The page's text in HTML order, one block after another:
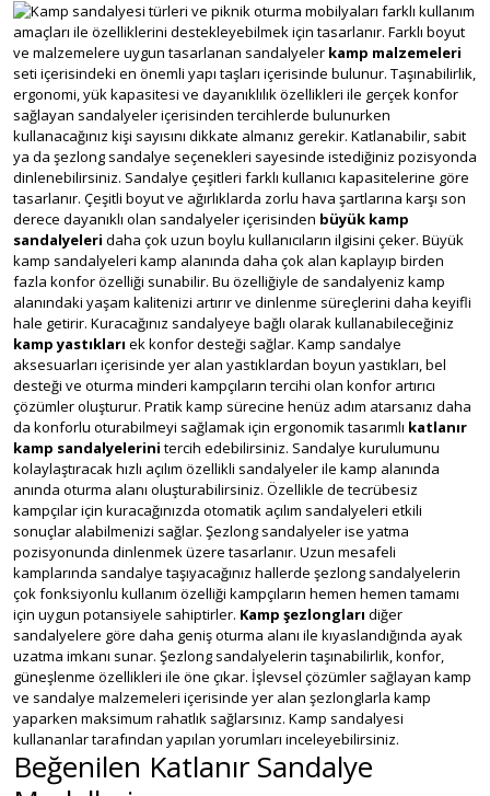
Kamp sandalyesi türleri ve piknik oturma mobilyaları farklı kullanım
amaçları ile özelliklerini destekleyebilmek için tasarlanır. Farklı boyut
ve malzemelere uygun tasarlanan sandalyeler kamp malzemeleri
seti içerisindeki en önemli yapı taşları içerisinde bulunur. Taşınabilirlik,
ergonomi, yük kapasitesi ve dayanıklılık özellikleri ile gerçek konfor
sağlayan sandalyeler içerisinden tercihlerde bulunurken
kullanacağınız kişi sayısını dikkate almanız gerekir. Katlanabilir, sabit
ya da şezlong sandalye seçenekleri sayesinde istediğiniz pozisyonda
dinlenebilirsiniz. Sandalye çeşitleri farklı kullanıcı kapasitelerine göre
tasarlanır. Çeşitli boyut ve ağırlıklarda zorlu hava şartlarına karşı son
derece dayanıklı olan sandalyeler içerisinden büyük kamp
sandalyeleri daha çok uzun boylu kullanıcıların ilgisini çeker. Büyük
kamp sandalyeleri kamp alanında daha çok alan kaplayıp birden
fazla konfor özelliği sunabilir. Bu özelliğiyle de sandalyeniz kamp
alanındaki yaşam kalitenizi artırır ve dinlenme süreçlerini daha keyifli
hale getirir. Kuracağınız sandalyeye bağlı olarak kullanabileceğiniz
kamp yastıkları ek konfor desteği sağlar. Kamp sandalye
aksesuarları içerisinde yer alan yastıklardan boyun yastıkları, bel
desteği ve oturma minderi kampçıların tercihi olan konfor artırıcı
çözümler oluşturur. Pratik kamp sürecine henüz adım atarsanız daha
da konforlu oturabilmeyi sağlamak için ergonomik tasarımlı katlanır
kamp sandalyelerini tercih edebilirsiniz. Sandalye kurulumunu
kolaylaştıracak hızlı açılım özellikli sandalyeler ile kamp alanında
anında oturma alanı oluşturabilirsiniz. Özellikle de tecrübesiz
kampçılar için kuracağınızda otomatik açılım sandalyeleri etkili
sonuçlar alabilmenizi sağlar. Şezlong sandalyeler ise yatma
pozisyonunda dinlenmek üzere tasarlanır. Uzun mesafeli
kamplarında sandalye taşıyacağınız hallerde şezlong sandalyelerin
çok fonksiyonlu kullanım özelliği kampçıların hemen hemen tamamı
için uygun potansiyele sahiptirler. Kamp şezlongları diğer
sandalyelere göre daha geniş oturma alanı ile kıyaslandığında ayak
uzatma imkanı sunar. Şezlong sandalyelerin taşınabilirlik, konfor,
güneşlenme özellikleri ile öne çıkar. İşlevsel çözümler sağlayan kamp
ve sandalye malzemeleri içerisinde yer alan şezlonglarla kamp
yaparken maksimum rahatlık sağlarsınız. Kamp sandalyesi
kullananlar tarafından yapılan yorumları inceleyebilirsiniz.
Beğenilen Katlanır Sandalye